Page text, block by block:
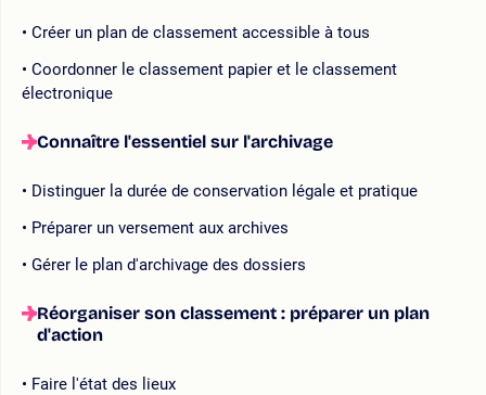
Créer un plan de classement accessible à tous
Coordonner le classement papier et le classement
électronique
Connaître l'essentiel sur l'archivage
Distinguer la durée de conservation légale et pratique
Préparer un versement aux archives
Gérer le plan d'archivage des dossiers
Réorganiser son classement : préparer un plan
d'action
Faire l'état des lieux